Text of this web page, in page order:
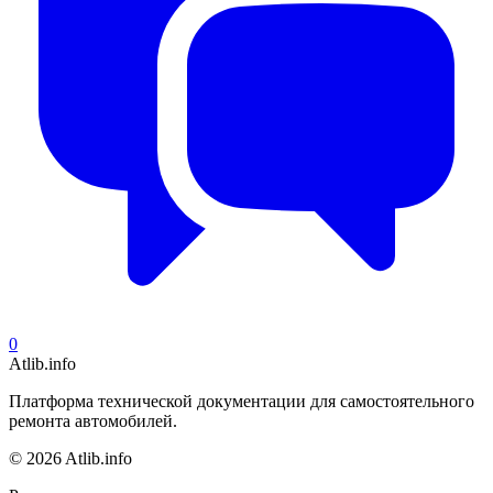
0
Atlib.info
Платформа технической документации для самостоятельного
ремонта автомобилей.
© 2026 Atlib.info